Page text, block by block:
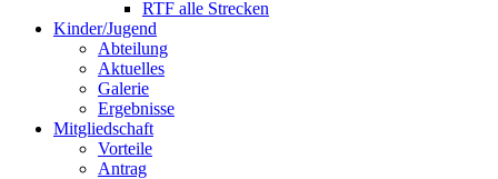
RTF alle Strecken
Kinder/Jugend
Abteilung
Aktuelles
Galerie
Ergebnisse
Mitgliedschaft
Vorteile
Antrag